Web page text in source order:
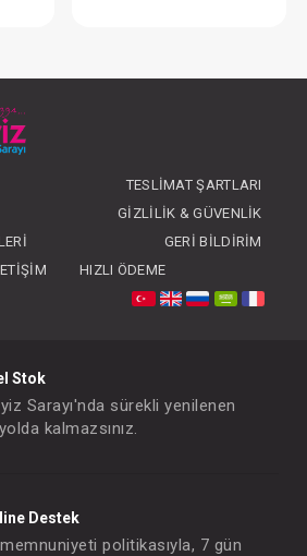
TESLIMAT ŞARTLARI
GIZLILIK & GÜVENLIK
GERI BILDIRIM
HIZLI ÖDEME
Stok
Sarayı'nda sürekli yenilenen
kalmazsınız.
Destek
politikasıyla, 7 gün